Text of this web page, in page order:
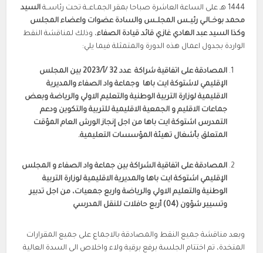
1444 هـ على الساعة العاشرة صباحا بمقر الجمـاعــة تحت رئاســة
السيد
محمد بوخــالـي رئيــس المجلــس والسادة عضوات واعضاء المجلس
وكذا السيد عبد الهادي غازي قائد قيادة الصفاء، وذلك لمناقشة النقط
الواردة بجدول اعمال هذه الدورة والمتمثلة فيما يلي:
المصادقة على اتفاقية شراكة عدد 32 /أ/2023 بين المجلس
الإقليمي لاشتوكة ايت باها وجماعة واد الصفاء والمديرية
الاقليمية لوزارة التربية الوطنية والتعليم الاولي والرياضة وبعض
جماعات الاقليم والجمعية الاقليمية للتربية والتكوين ودعم
التمدرس اشتوكة ايت باها من اجل إنجاز الورش العام المؤقت
المتعلق بأشغال تهيئة المؤسسات التعليمية.
المصادقة على اتفاقية الشراكة بين جماعة واد الصفاء و المجلس
الإقليمي اشتوكة ايت باها والمديرية الاقليمية لوزارة التربية
الوطنية والتعليم الاولي والرياضة واربع جمعيات، من اجل تدبير
وتسيير شؤون (04) أربع حافلات للنقل المدرسي
وبعد مناقشة جميع النقط والمصادقة بالاجماع على جميع المقرارات
المتخدة، تم اختتام الجلسة برفع برقية ولاء واخلاص الى السدة العالية